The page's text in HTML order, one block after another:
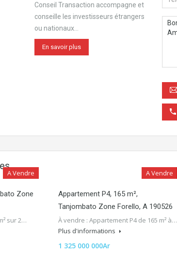
Conseil Transaction accompagne et
conseille les investisseurs étrangers
ou nationaux…
En savoir plus
A Vendre
Zone
sur 2…
A Vendre
Appartement P4, 165 m²,
Tanjombato Zone Forello, A 190526
À vendre : Appartement P4 de 165 m² à…
Plus d'informations
1 325 000 000Ar